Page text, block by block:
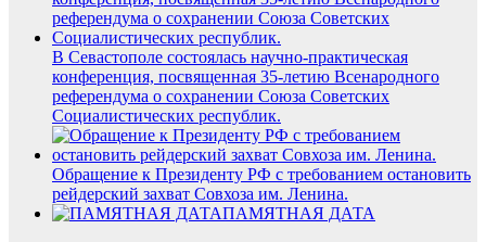
В Севастополе состоялась научно-практическая
конференция, посвященная 35-летию Всенародного
референдума о сохранении Союза Советских
Социалистических республик.
Обращение к Президенту РФ с требованием остановить
рейдерский захват Совхоза им. Ленина.
ПАМЯТНАЯ ДАТА